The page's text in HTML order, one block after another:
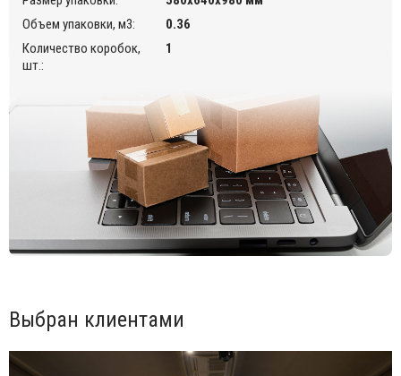
Объем упаковки, м3:
0.36
Количество коробок,
шт.:
1
Выбран клиентами